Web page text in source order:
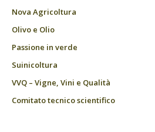
Nova Agricoltura
Olivo e Olio
Passione in verde
Suinicoltura
VVQ – Vigne, Vini e Qualità
Comitato tecnico scientifico